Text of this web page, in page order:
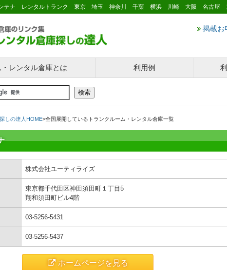
ンテナ レンタルトランク 東京 埼玉 神奈川 千葉 横浜 川崎 大阪 名古
掲載お
・レンタル倉庫とは 利用例
しの達人HOME>全国展開しているトランクルーム・レンタル倉庫一覧
株式会社ユーティライズ
東京都千代田区神田須田町１丁目5
翔和須田町ビル4階
03-5256-5431
03-5256-5437
ホームページを見る